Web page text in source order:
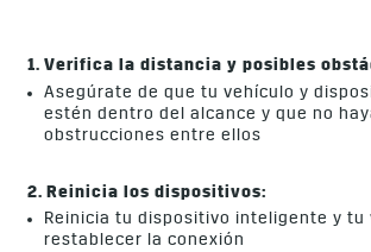
1. Verifica la distancia y posibles
Asegúrate de que tu vehículo y
estén dentro del alcance y que no
obstrucciones entre ellos
2. Reinicia los dispositivos:
Reinicia tu dispositivo inteligente y tu
restablecer la conexión